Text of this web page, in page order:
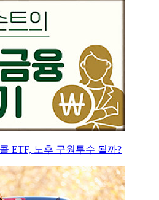
ETF, 노후 구원투수 될까?